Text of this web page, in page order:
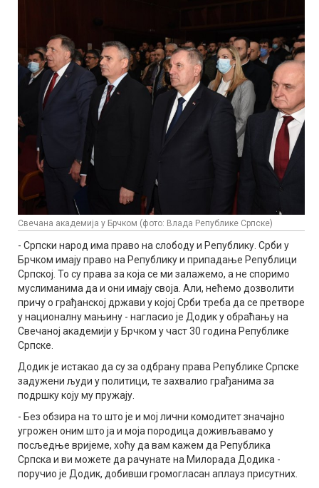
Свечана академија у Брчком (фото: Влада Републике Српске)
- Српски народ има право на слободу и Републику. Срби у
Брчком имају право на Републику и припадање Републици
Српској. То су права за која се ми залажемо, а не споримо
муслиманима да и они имају своја. Али, нећемо дозволити
причу о грађанској држави у којој Срби треба да се претворе
у националну мањину - нагласио је Додик у обраћању на
Свечаној академији у Брчком у част 30 година Републике
Српске.
Додик је истакао да су за одбрану права Републике Српске
задужени људи у политици, те захвалио грађанима за
подршку коју му пружају.
- Без обзира на то што је и мој лични комодитет значајно
угрожен оним што ја и моја породица доживљавамо у
посљедње вријеме, хоћу да вам кажем да Република
Српска и ви можете да рачунате на Милорада Додика -
поручио је Додик, добивши громогласан аплауз присутних.